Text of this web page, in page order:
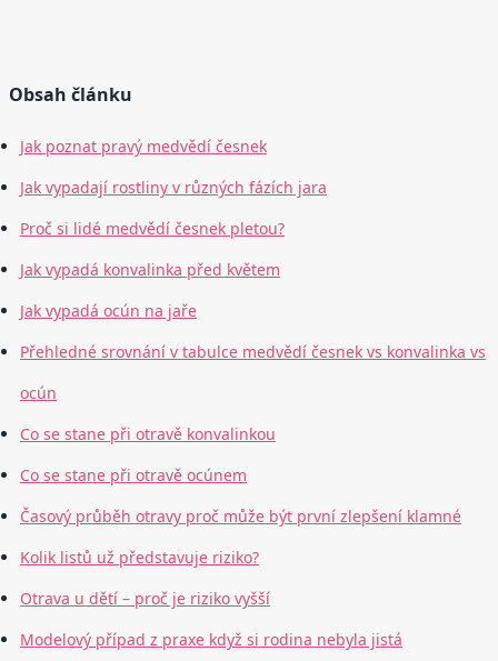
Obsah článku
Jak poznat pravý medvědí česnek
Jak vypadají rostliny v různých fázích jara
Proč si lidé medvědí česnek pletou?
Jak vypadá konvalinka před květem
Jak vypadá ocún na jaře
Přehledné srovnání v tabulce medvědí česnek vs konvalinka vs
ocún
Co se stane při otravě konvalinkou
Co se stane při otravě ocúnem
Časový průběh otravy proč může být první zlepšení klamné
Kolik listů už představuje riziko?
Otrava u dětí – proč je riziko vyšší
Modelový případ z praxe když si rodina nebyla jistá